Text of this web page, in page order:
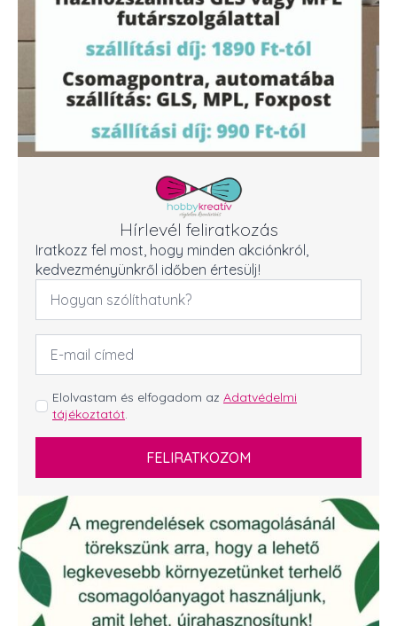
Hírlevél feliratkozás
Iratkozz fel most, hogy minden akciónkról,
kedvezményünkről időben értesülj!
Név
Email
cím
GDPR
*
Elolvastam és elfogadom az Adatvédelmi
tájékoztatót.
FELIRATKOZOM